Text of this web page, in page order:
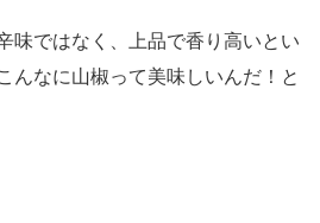
味ではなく、上品で香り高いとい
んなに山椒って美味しいんだ！と